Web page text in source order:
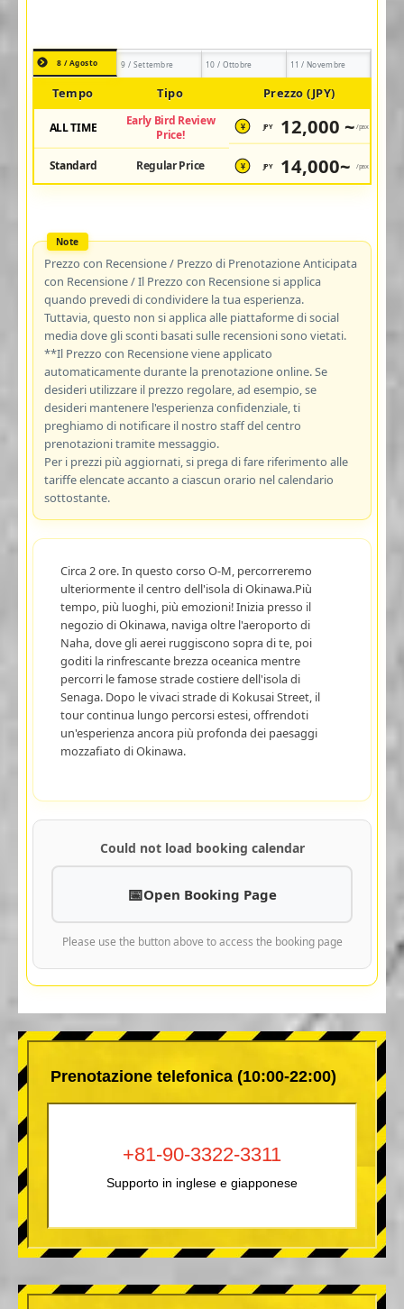
8 / Agosto 9 / Settembre 10 / Ottobre 11 / Novembre
Tempo Tipo Prezzo (JPY)
ALL TIME
Early Bird Review
Price!
¥ JPY 12,000 ~ /pax
Standard Regular Price ¥ JPY 14,000~ /pax
Prezzo con Recensione / Prezzo di Prenotazione Anticipata
con Recensione / Il Prezzo con Recensione si applica
quando prevedi di condividere la tua esperienza.
Tuttavia, questo non si applica alle piattaforme di social
media dove gli sconti basati sulle recensioni sono vietati.
**Il Prezzo con Recensione viene applicato
automaticamente durante la prenotazione online. Se
desideri utilizzare il prezzo regolare, ad esempio, se
desideri mantenere l'esperienza confidenziale, ti
preghiamo di notificare il nostro staff del centro
prenotazioni tramite messaggio.
Per i prezzi più aggiornati, si prega di fare riferimento alle
tariffe elencate accanto a ciascun orario nel calendario
sottostante.
Circa 2 ore. In questo corso O-M, percorreremo
ulteriormente il centro dell'isola di Okinawa.Più
tempo, più luoghi, più emozioni! Inizia presso il
negozio di Okinawa, naviga oltre l'aeroporto di
Naha, dove gli aerei ruggiscono sopra di te, poi
goditi la rinfrescante brezza oceanica mentre
percorri le famose strade costiere dell'isola di
Senaga. Dopo le vivaci strade di Kokusai Street, il
tour continua lungo percorsi estesi, offrendoti
un'esperienza ancora più profonda dei paesaggi
mozzafiato di Okinawa.
Could not load booking calendar
Open Booking Page
Please use the button above to access the booking page
Prenotazione telefonica (10:00-22:00)
+81-90-3322-3311
Supporto in inglese e giapponese